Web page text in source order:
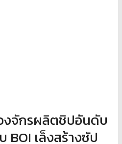
งจักรผลิตชิปอันดับ
BOI เล็งสร้างซัป